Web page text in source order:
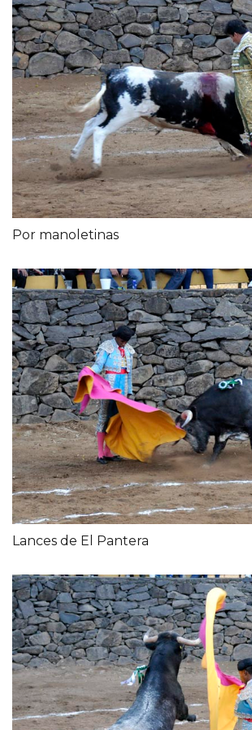
Por manoletinas
Lances de El Pantera